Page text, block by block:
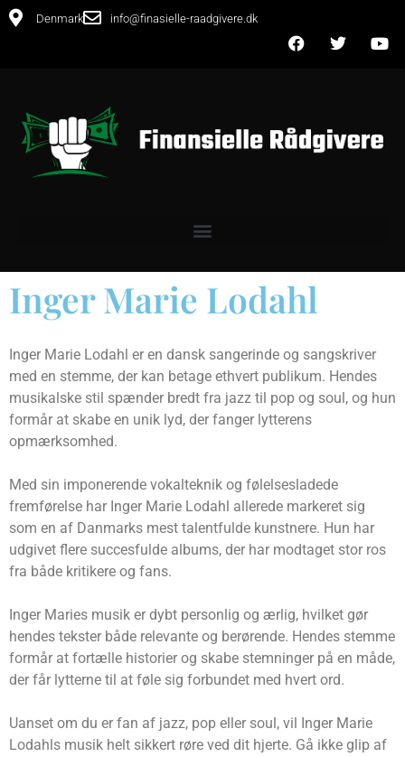
Denmark info@finasielle-raadgivere.dk
Inger Marie Lodahl
Inger Marie Lodahl er en dansk sangerinde og sangskriver
med en stemme, der kan betage ethvert publikum. Hendes
musikalske stil spænder bredt fra jazz til pop og soul, og hun
formår at skabe en unik lyd, der fanger lytterens
opmærksomhed.
Med sin imponerende vokalteknik og følelsesladede
fremførelse har Inger Marie Lodahl allerede markeret sig
som en af Danmarks mest talentfulde kunstnere. Hun har
udgivet flere succesfulde albums, der har modtaget stor ros
fra både kritikere og fans.
Inger Maries musik er dybt personlig og ærlig, hvilket gør
hendes tekster både relevante og berørende. Hendes stemme
formår at fortælle historier og skabe stemninger på en måde,
der får lytterne til at føle sig forbundet med hvert ord.
Uanset om du er fan af jazz, pop eller soul, vil Inger Marie
Lodahls musik helt sikkert røre ved dit hjerte. Gå ikke glip af